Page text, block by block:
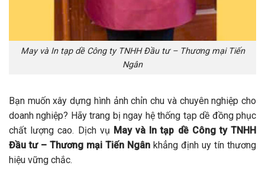
May và In tạp dề Công ty TNHH Đầu tư – Thương mại Tiến
Ngân
Bạn muốn xây dựng hình ảnh chỉn chu và chuyên nghiệp cho
doanh nghiệp? Hãy trang bị ngay hệ thống tạp dề đồng phục
chất lượng cao. Dịch vụ May và In tạp dề Công ty TNHH
Đầu tư – Thương mại Tiến Ngân khẳng định uy tín thương
hiệu vững chắc.